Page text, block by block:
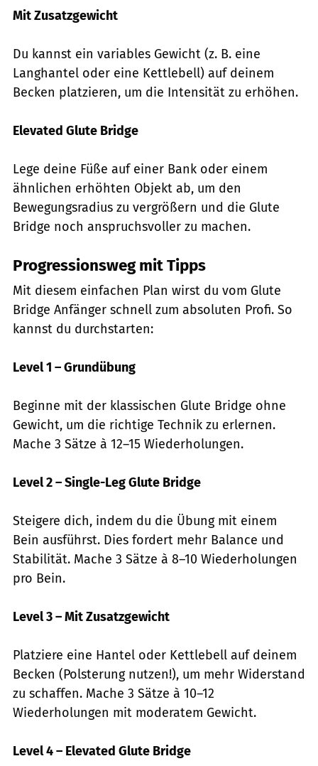
Mit Zusatzgewicht
Du kannst ein variables Gewicht (z. B. eine
Langhantel oder eine Kettlebell) auf deinem
Becken platzieren, um die Intensität zu erhöhen.
Elevated Glute Bridge
Lege deine Füße auf einer Bank oder einem
ähnlichen erhöhten Objekt ab, um den
Bewegungsradius zu vergrößern und die Glute
Bridge noch anspruchsvoller zu machen.
Progressionsweg mit Tipps
Mit diesem einfachen Plan wirst du vom Glute
Bridge Anfänger schnell zum absoluten Profi. So
kannst du durchstarten:
Level 1 – Grundübung
Beginne mit der klassischen Glute Bridge ohne
Gewicht, um die richtige Technik zu erlernen.
Mache 3 Sätze à 12–15 Wiederholungen.
Level 2 – Single-Leg Glute Bridge
Steigere dich, indem du die Übung mit einem
Bein ausführst. Dies fordert mehr Balance und
Stabilität. Mache 3 Sätze à 8–10 Wiederholungen
pro Bein.
Level 3 – Mit Zusatzgewicht
Platziere eine Hantel oder Kettlebell auf deinem
Becken (Polsterung nutzen!), um mehr Widerstand
zu schaffen. Mache 3 Sätze à 10–12
Wiederholungen mit moderatem Gewicht.
Level 4 – Elevated Glute Bridge